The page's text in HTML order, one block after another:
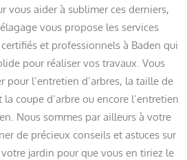
vous aider à sublimer ces derniers,
vous propose les services
et professionnels à Baden qui
pour réaliser vos travaux. Vous
pour l’entretien d’arbres, la taille de
coupe d’arbre ou encore l’entretien
Nous sommes par ailleurs à votre
de précieux conseils et astuces sur
jardin pour que vous en tiriez le